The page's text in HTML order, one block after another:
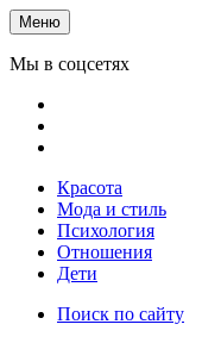
Меню
Мы в соцсетях
Красота
Мода и стиль
Психология
Отношения
Дети
Поиск по сайту